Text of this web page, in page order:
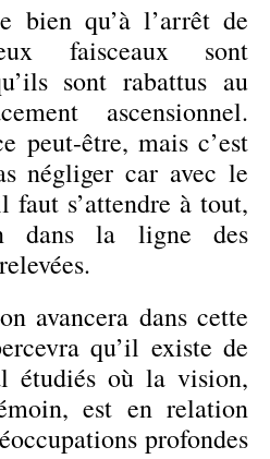
bien qu’à l’arrêt de
faisceaux sont
sont rabattus au
ascensionnel.
peut-être, mais c’est
négliger car avec le
faut s’attendre à tout,
dans la ligne des
avancera dans cette
qu’il existe de
étudiés où la vision,
est en relation
profondes